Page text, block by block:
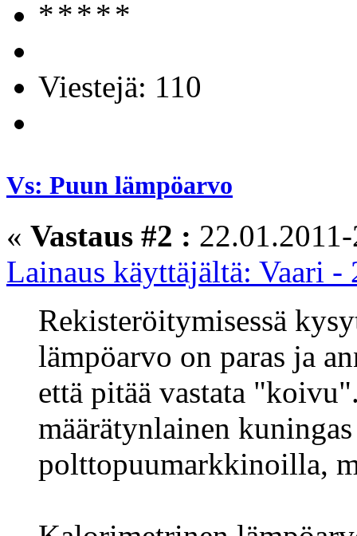
Viestejä: 110
Vs: Puun lämpöarvo
« Vastaus #2 :
Lainaus käyttäjältä: Vaari -
Rekisteröitymisessä
lämpöarvo on paras ja
että pitää vastata
määrätynlainen
polttopuumarkkinoilla,